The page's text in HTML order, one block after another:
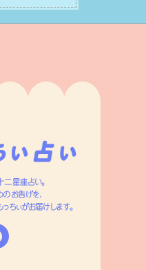
二星座占い。
お告げを、
ちぃがお届けします。